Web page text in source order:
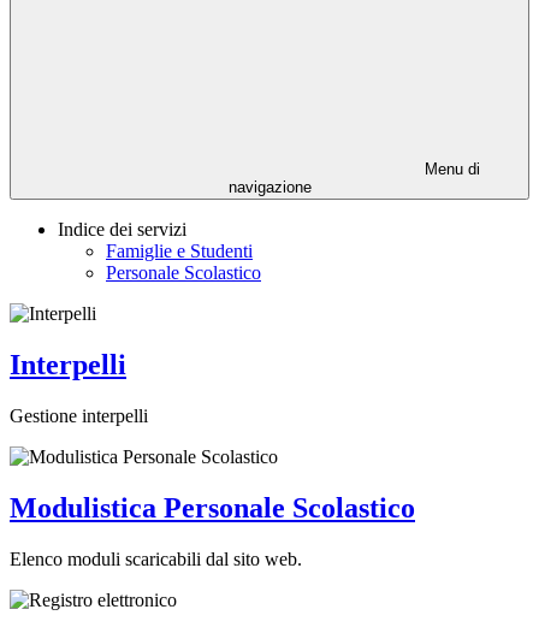
Menu di
navigazione
Indice dei servizi
Famiglie e Studenti
Personale Scolastico
Interpelli
Gestione interpelli
Modulistica Personale Scolastico
Elenco moduli scaricabili dal sito web.